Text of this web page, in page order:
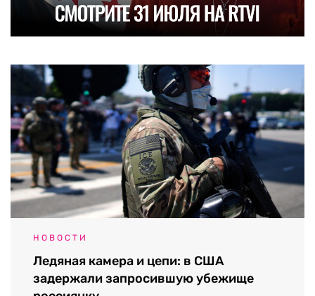
НОВОСТИ
Ледяная камера и цепи: в США
задержали запросившую убежище